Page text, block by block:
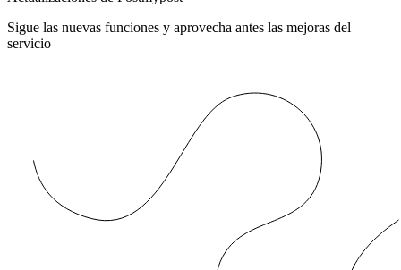
Sigue las nuevas funciones y aprovecha antes las mejoras del
servicio